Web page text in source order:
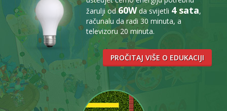
žarulji od60Wda svijetli 4 sata,
računalu da radi 30 minuta, a
televizoru 20 minuta.
PROČITAJ VIŠE O EDUKACIJI